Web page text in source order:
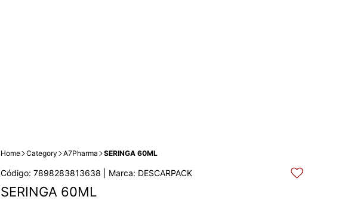
Home Category A7Pharma SERINGA 60ML
Código: 7898283813638 | Marca: DESCARPACK
SERINGA 60ML